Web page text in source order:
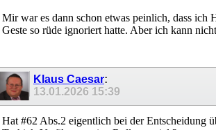
Mir war es dann schon etwas peinlich, dass ich
Geste so rüde ignoriert hatte. Aber ich kann
Klaus Caesar:
13.01.2026 15:39
Hat #62 Abs.2 eigentlich bei der Entscheidung